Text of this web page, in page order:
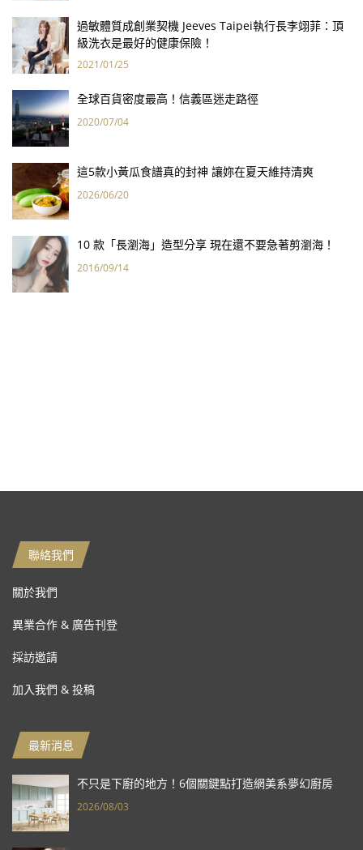
過敏體質成創業契機 Jeeves Taipei執行長李翊菲：頂
級洗衣是最好的健康保險！
2021/01/25
全球百貨密度最高！信義區迷走路徑
2020/07/04
這5款小黃瓜食譜真的封神 讓妳在夏天維持清爽
2026/06/20
10 款「長瀏海」造型分享 現在還不要急著剪瀏海！
2016/09/14
聯絡我們
關於我們
異業合作 & 廣告刊登
採訪邀請
加入我們 & 投稿
最新消息
不只是下廚的地方！6個關鍵點打造網美系夢幻廚房
2026/08/03